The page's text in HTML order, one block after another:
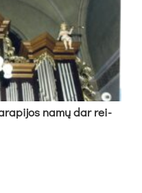
na­mų dar rei­